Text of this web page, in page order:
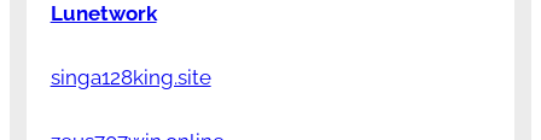
Lunetwork
singa128king.site